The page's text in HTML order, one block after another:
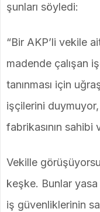
şunları söyledi:
“Bir AKP’li vekile
madende çalışan
tanınması için
işçilerini
fabrikasının sahibi
Vekille
keşke. Bunlar yasa
iş güvenliklerinin